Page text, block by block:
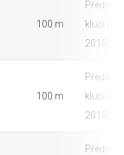
100 m
kluci
2019)
100 m
kluci
2019)